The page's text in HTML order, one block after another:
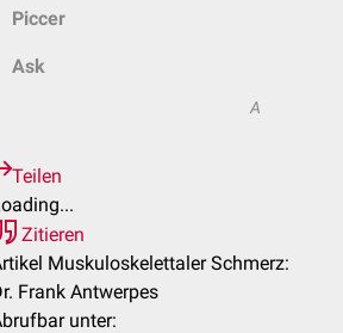
Piccer
Ask
A
Teilen
Zitieren
Muskuloskelettaler Schmerz:
Frank Antwerpes
unter: